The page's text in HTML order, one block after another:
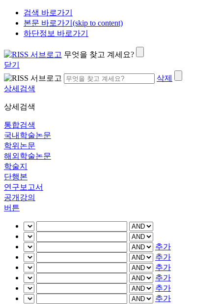
검색 바로가기
본문 바로가기(skip to content)
하단정보 바로가기
무엇을 찾고 계세요?
닫기
삭제
상세검색
상세검색
통합검색
국내학술논문
학위논문
해외학술논문
학술지
단행본
연구보고서
공개강의
버튼
추가
추가
추가
추가
추가
추가